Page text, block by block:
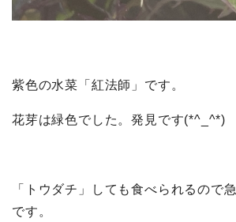
紫色の水菜「紅法師」です。
花芽は緑色でした。発見です(*^_^*)
「トウダチ」しても食べられるので
です。